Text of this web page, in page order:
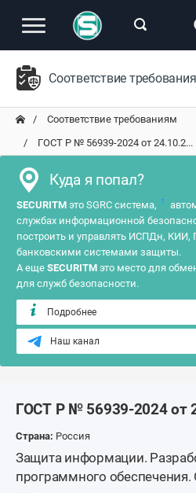
Соответствие
Соответствие требованиям
ГОСТ Р № 56939-2024 от 24.10.2...
Куда я попал?
SECURITM это SGRC система, ?
службах информационной
построить и управлять ИСПДн,
банковскими системами защиты.
А еще SECURITM это место для
для служб безопасности.
Подробнее
Наш канал
ГОСТ Р № 56939-2024 от
Страна: Россия
Защита информации.
программного